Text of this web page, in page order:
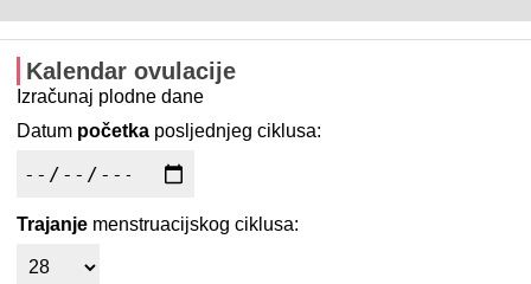
Kalendar ovulacije
Izračunaj plodne dane
Datum početka posljednjeg ciklusa:
Trajanje menstruacijskog ciklusa: